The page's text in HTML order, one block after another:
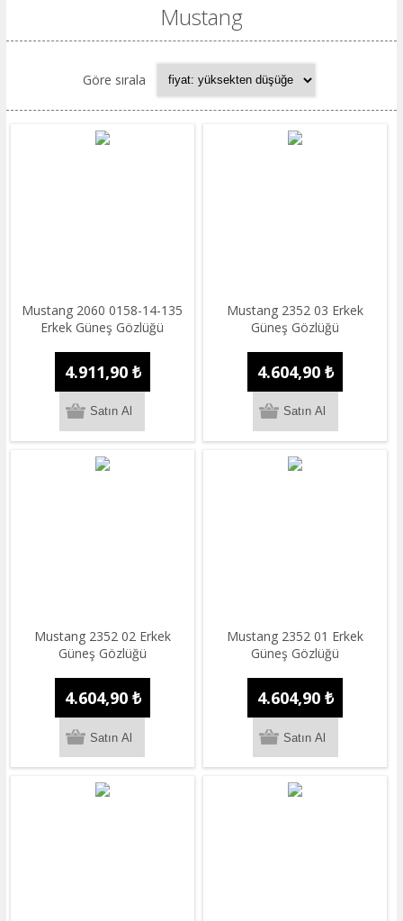
Mustang
Göre sırala
Mustang 2060 0158-14-135
Erkek Güneş Gözlüğü
4.911,90 ₺
Mustang 2352 03 Erkek
Güneş Gözlüğü
4.604,90 ₺
Mustang 2352 02 Erkek
Güneş Gözlüğü
4.604,90 ₺
Mustang 2352 01 Erkek
Güneş Gözlüğü
4.604,90 ₺